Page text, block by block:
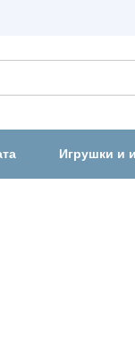
Игрушки и